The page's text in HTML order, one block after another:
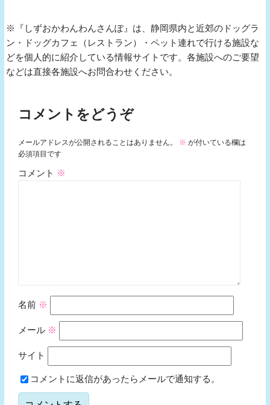
※『しずおかわんわんさんぽ』は、静岡県内と近郊のドッグラ
ン・ドッグカフェ（レストラン）・ペット連れで行ける施設な
どを個人的に紹介している情報サイトです。各施設へのご要望
などは直接各施設へお問合わせください。
コメントをどうぞ
メールアドレスが公開されることはありません。 ※ が付いている欄は
必須項目です
コメント ※
名前 ※
メール ※
サイト
コメントに返信があったらメールで通知する。